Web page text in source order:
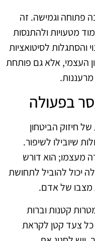
פתוחה וגמישה. זה
מטעויות ולהתנסות
לסיטואציות
העצמי, אלא גם פותחת
בפעולה
חיזוק הביטחון
שיובילו לשיפור.
מעצמו; הוא דורש
יכול להוביל לתחושת
מצבו של אדם.
קטנות וברות
כל צעד קטן לקראת